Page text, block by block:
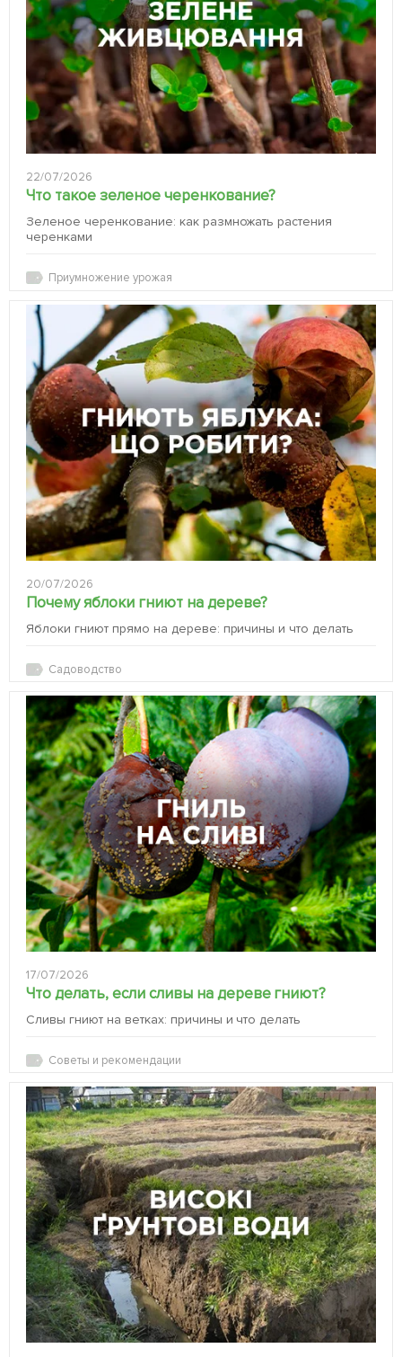
22/07/2026
Что такое зеленое черенкование?
Зеленое черенкование: как размножать растения
черенками
Приумножение урожая
20/07/2026
Почему яблоки гниют на дереве?
Яблоки гниют прямо на дереве: причины и что делать
Садоводство
17/07/2026
Что делать, если сливы на дереве гниют?
Сливы гниют на ветках: причины и что делать
Советы и рекомендации